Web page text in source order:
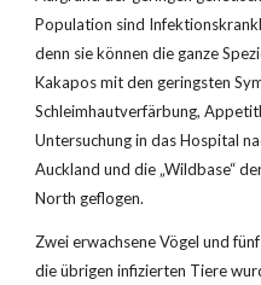
Population sind
denn sie können die ganze
Kakapos mit den geringsten
Schleimhautverfärbung,
Untersuchung in das Hospital
Auckland und die „Wildbase“
North geflogen.
Zwei erwachsene Vögel und
die übrigen infizierten Tiere